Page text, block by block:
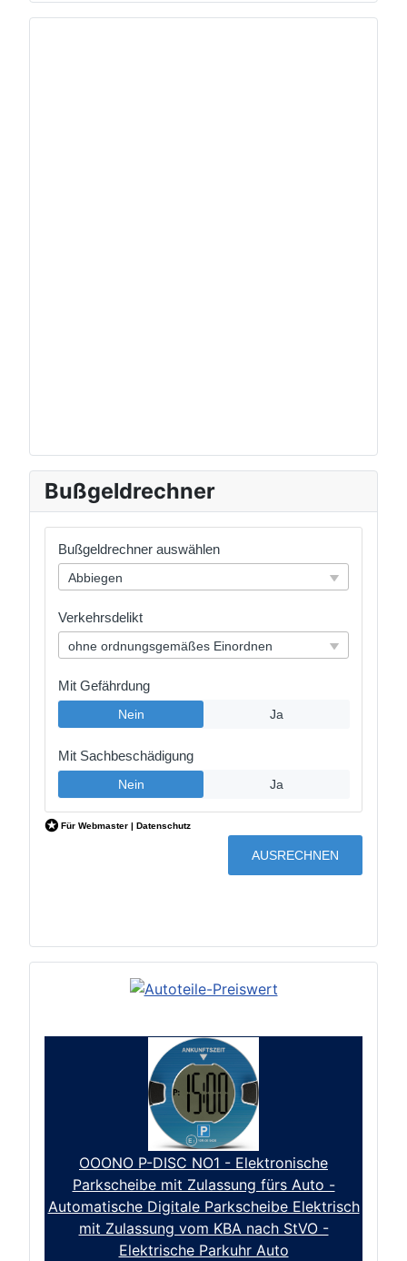
Bußgeldrechner
OOONO P-DISC NO1 - Elektronische
Parkscheibe mit Zulassung fürs Auto -
Automatische Digitale Parkscheibe Elektrisch
mit Zulassung vom KBA nach StVO -
Elektrische Parkuhr Auto